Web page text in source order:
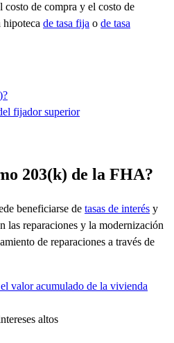
de compra y el costo de
hipoteca de tasa fija o de tasa
fijador superior
203(k) de la FHA?
beneficiarse de tasas de interés y
las reparaciones y la modernización
de reparaciones a través de
valor acumulado de la vivienda
altos